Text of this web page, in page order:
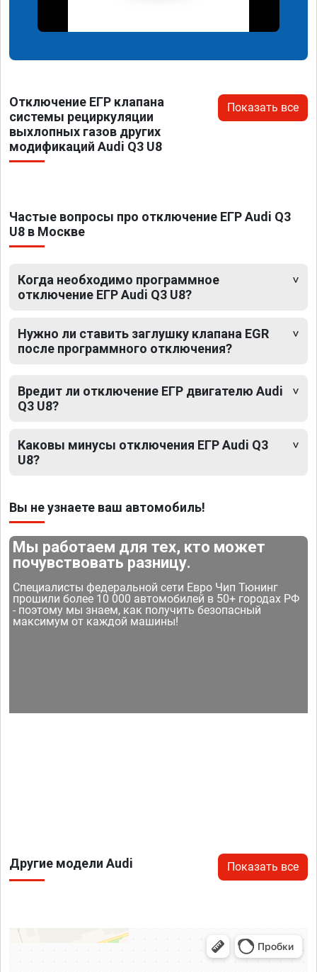
Отключение ЕГР клапана
системы рециркуляции
выхлопных газов других
модификаций Audi Q3 U8
Показать все
Частые вопросы про отключение ЕГР Audi Q3
U8 в Москве
Когда необходимо программное
отключение ЕГР Audi Q3 U8?
Нужно ли ставить заглушку клапана EGR
после программного отключения?
Вредит ли отключение ЕГР двигателю Audi
Q3 U8?
Каковы минусы отключения ЕГР Audi Q3
U8?
Вы не узнаете ваш автомобиль!
Мы работаем для тех, кто может
почувствовать разницу.
Специалисты федеральной сети Евро Чип Тюнинг
прошили более 10 000 автомобилей в 50+ городах РФ
- поэтому мы знаем, как получить безопасный
максимум от каждой машины!
Другие модели Audi Показать все